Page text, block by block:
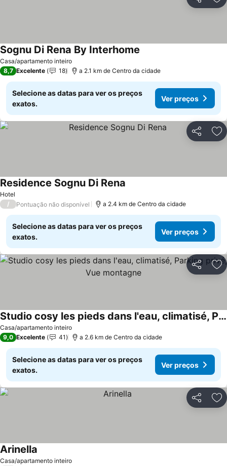
Partilhar
Casa/apartamento inteiro
Sognu Di Rena By Interhome
8,7 Excelente 18 a 2.1 km de Centro da cidade
Selecione as datas para ver os preços
exatos.
Ver preços
Partilhar
Hotel
Residence Sognu Di Rena
/ Pontuação não disponível a 2.4 km de Centro da cidade
Selecione as datas para ver os preços
exatos.
Ver preços
Partilhar
Casa/apartamento inteiro
Studio cosy les pieds dans l'eau, climatisé, Parking privé, Vue montagne
9,0 Excelente 41 a 2.6 km de Centro da cidade
Selecione as datas para ver os preços
exatos.
Ver preços
Partilhar
Casa/apartamento inteiro
Arinella